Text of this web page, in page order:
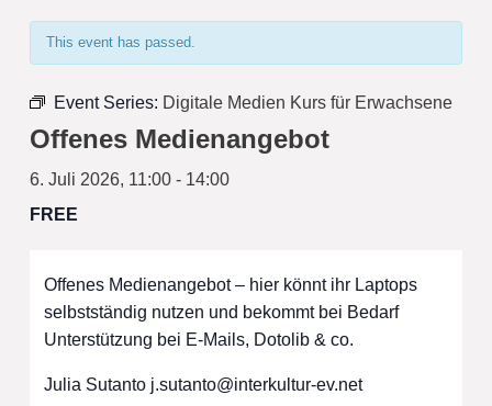
This event has passed.
Event Series: Digitale Medien Kurs für Erwachsene
Offenes Medienangebot
6. Juli 2026, 11:00- 14:00
FREE
Offenes Medienangebot – hier könnt ihr Laptops
selbstständig nutzen und bekommt bei Bedarf
Unterstützung bei E-Mails, Dotolib & co.
Julia Sutanto j.sutanto@interkultur-ev.net